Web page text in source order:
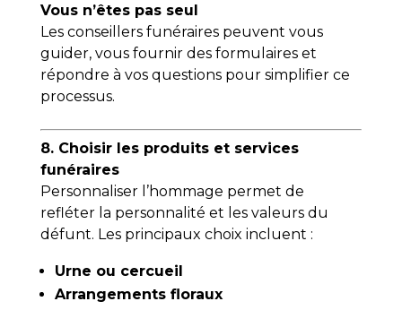
Vous n’êtes pas seul
Les conseillers funéraires peuvent vous
guider, vous fournir des formulaires et
répondre à vos questions pour simplifier ce
processus.
8. Choisir les produits et services
funéraires
Personnaliser l’hommage permet de
refléter la personnalité et les valeurs du
défunt. Les principaux choix incluent :
Urne ou cercueil
Arrangements floraux